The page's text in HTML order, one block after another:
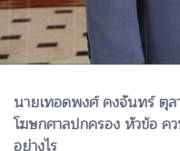
นายเทอดพงศ์ คงจันทร์ ตุล
โฆษกศาลปกครอง หัวข้อ
อย่างไร